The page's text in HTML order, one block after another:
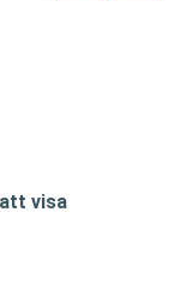
visa